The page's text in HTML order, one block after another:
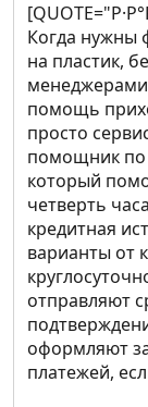
Когда нужны
на пластик,
помощь
просто
помощник
который
четверть
кредитная
варианты от
отправляют
оформляют
платежей,